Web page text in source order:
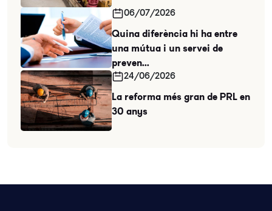
06/07/2026
Quina diferència hi ha entre
una mútua i un servei de
preven...
24/06/2026
La reforma més gran de PRL en
30 anys